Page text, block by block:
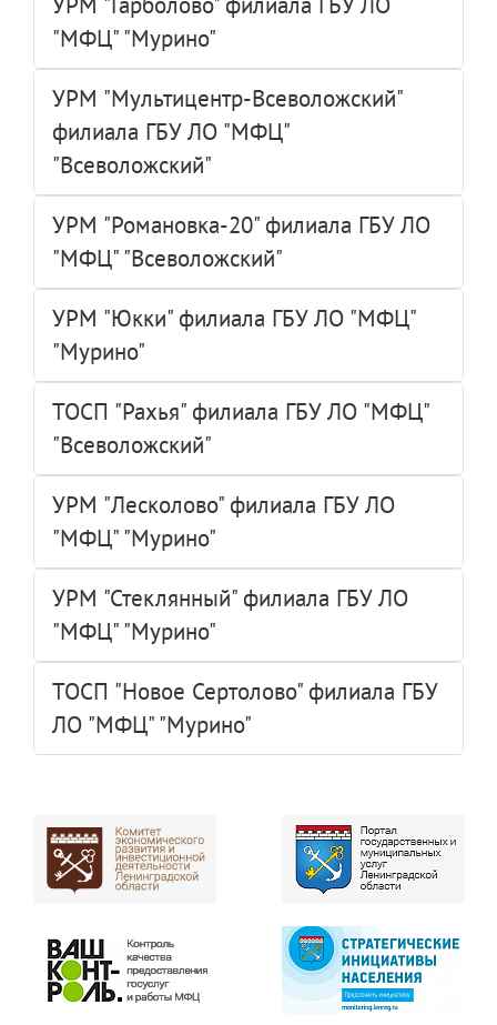
"МФЦ" "Мурино"
УРМ "Мультицентр-Всеволожский"
филиала ГБУ ЛО "МФЦ"
"Всеволожский"
УРМ "Романовка-20" филиала ГБУ ЛО
"МФЦ" "Всеволожский"
УРМ "Юкки" филиала ГБУ ЛО "МФЦ"
"Мурино"
ТОСП "Рахья" филиала ГБУ ЛО "МФЦ"
"Всеволожский"
УРМ "Лесколово" филиала ГБУ ЛО
"МФЦ" "Мурино"
УРМ "Стеклянный" филиала ГБУ ЛО
"МФЦ" "Мурино"
ТОСП "Новое Сертолово" филиала ГБУ
ЛО "МФЦ" "Мурино"